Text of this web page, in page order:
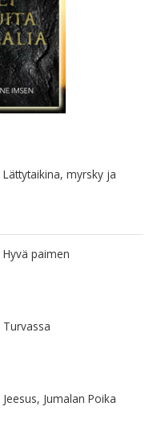
Lättytaikina, myrsky ja
Hyvä paimen
Turvassa
Jeesus, Jumalan Poika